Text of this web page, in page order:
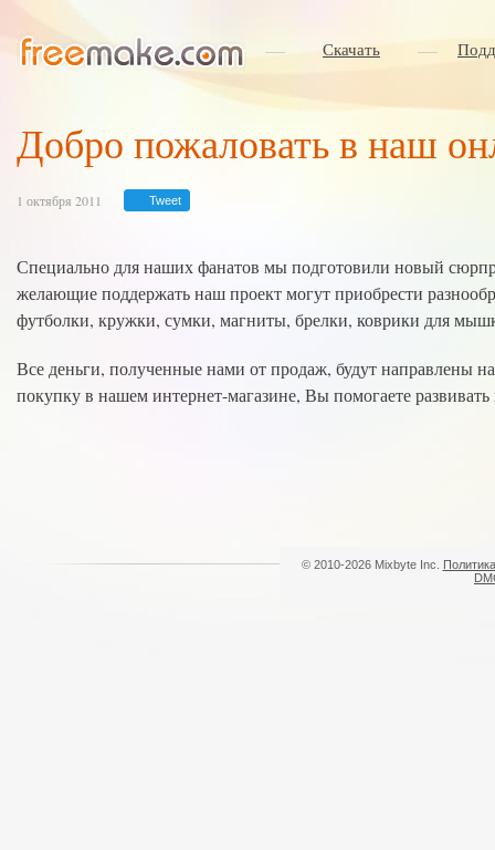
Скачать
Добро пожаловать в наш
1 октября 2011 Tweet
Специально для наших фанатов мы подготовили новый
желающие поддержать наш проект могут приобрести
футболки, кружки, сумки, магниты, брелки, коврики для
Все деньги, полученные нами от продаж, будут направлены
покупку в нашем интернет-магазине, Вы помогаете развивать
© 2010-2026 Mixbyte Inc.